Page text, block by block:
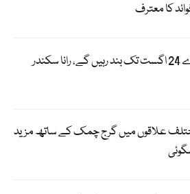
کا معترف
تعلیمی ادارے 24 اگست تک بند رہیں گے، رانا سکندر
علاقوں میں گرج چمک کے ساتھ مزید